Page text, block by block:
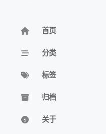
首页
分类
标签
归档
关于